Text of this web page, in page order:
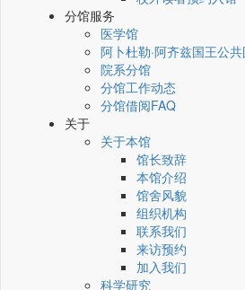
分馆服务
医学馆
阿卜杜勒·阿齐兹国王公
院系分馆
分馆工作动态
分馆借阅FAQ
关于
关于本馆
馆长致辞
本馆介绍
馆舍风貌
组织机构
联系我们
来访预约
加入我们
科学研究